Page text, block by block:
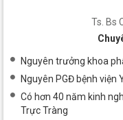
Ts. Bs
Nguyên trưởng khoa
Nguyên PGĐ bệnh viện
Có hơn 40 năm kinh
Trực Tràng